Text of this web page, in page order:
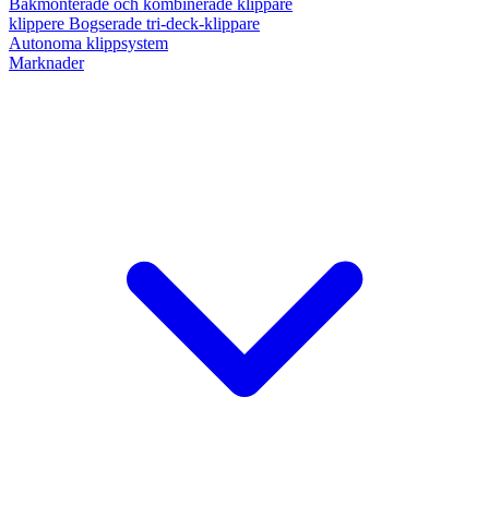
Bakmonterade och kombinerade klippare
klippere Bogserade tri-deck-klippare
Autonoma klippsystem
Marknader